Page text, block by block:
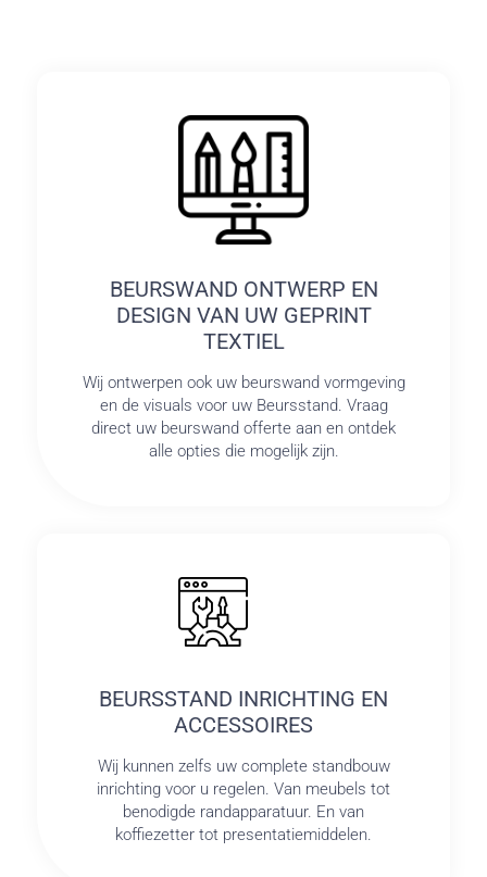
BEURSWAND ONTWERP EN
DESIGN VAN UW GEPRINT
TEXTIEL
Wij ontwerpen ook uw beurswand vormgeving
en de visuals voor uw Beursstand. Vraag
direct uw beurswand offerte aan en ontdek
alle opties die mogelijk zijn.
BEURSSTAND INRICHTING EN
ACCESSOIRES
Wij kunnen zelfs uw complete standbouw
inrichting voor u regelen. Van meubels tot
benodigde randapparatuur. En van
koffiezetter tot presentatiemiddelen.